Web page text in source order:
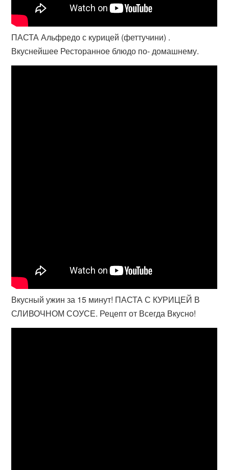
ПАСТА Альфредо с курицей (феттучини) .
Вкуснейшее Ресторанное блюдо по- домашнему.
Вкусный ужин за 15 минут! ПАСТА С КУРИЦЕЙ В
СЛИВОЧНОМ СОУСЕ. Рецепт от Всегда Вкусно!